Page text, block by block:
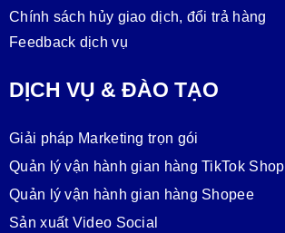
Chính sách hủy giao dịch, đổi trả hàng
Feedback dịch vụ
DỊCH VỤ & ĐÀO TẠO
Giải pháp Marketing trọn gói
Quản lý vận hành gian hàng TikTok Shop
Quản lý vận hành gian hàng Shopee
Sản xuất Video Social